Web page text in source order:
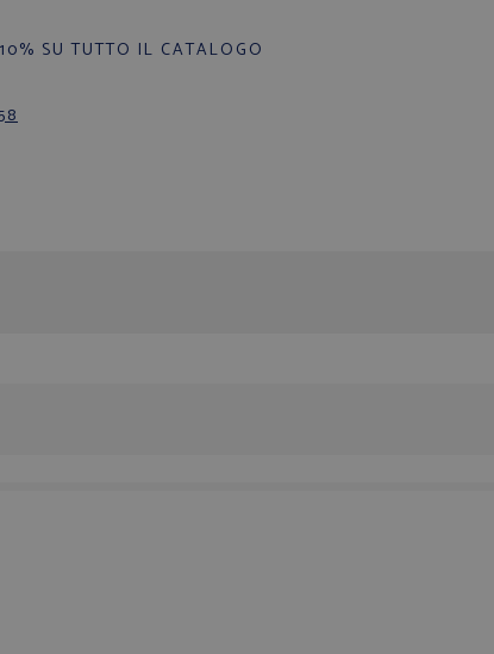
SU TUTTO IL CATALOGO